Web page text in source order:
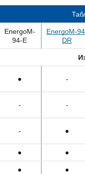
EnergoM-
94-E
EnergoM-
DR
● -
- -
- ●
● ●
● ●